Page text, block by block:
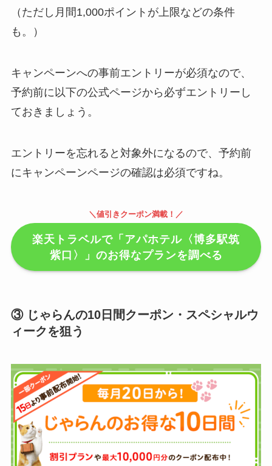
（ただし月間1,000ポイントが上限などの条件
も。）
キャンペーンへの事前エントリーが必須なので、
予約前に以下の公式ページから必ずエントリーし
ておきましょう。
エントリーを忘れると対象外になるので、予約前
にキャンペーンページの確認は必須ですね。
＼値引きクーポン満載！／
楽天トラベルで「アパホテル〈博多駅筑
紫口〉」のお得なプランを調べる
③ じゃらんの10日間クーポン・スペシャルウ
ィークを狙う